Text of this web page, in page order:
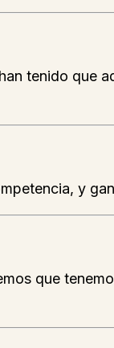
tenido que
y
que